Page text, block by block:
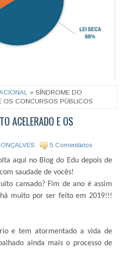
» SÍNDROME DO
OS CONCURSOS PÚBLICOS
ACELERADO E OS
5 Comentários
aqui no Blog do Edu depois de
saudade de vocês!
cansado? Fim de ano é assim
muito por ser feito em 2019!!!
e tem atormentado a vida de
ainda mais o processo de